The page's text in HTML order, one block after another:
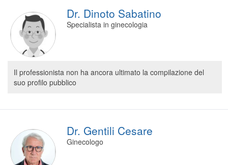
Dr. Dinoto Sabatino
Specialista in ginecologia
Il professionista non ha ancora ultimato la compilazione del
suo profilo pubblico
Dr. Gentili Cesare
Ginecologo